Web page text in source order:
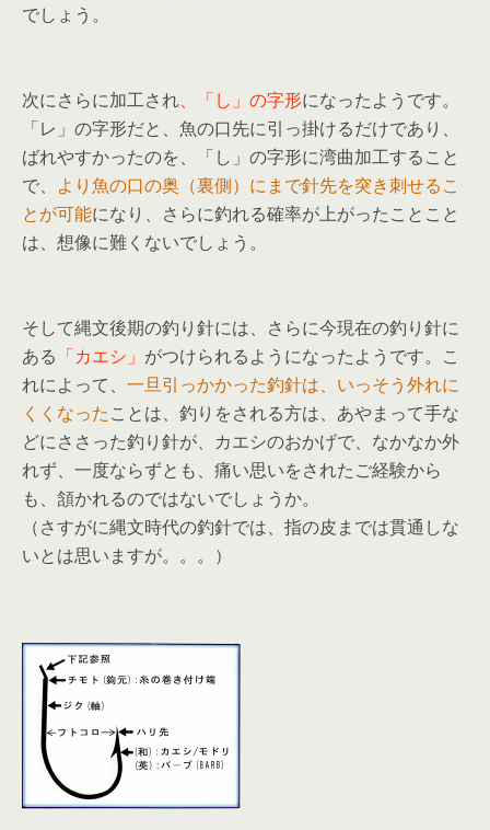
でしょう。
次にさらに加工され、「し」の字形になったようです。
「レ」の字形だと、魚の口先に引っ掛けるだけであり、
ばれやすかったのを、「し」の字形に湾曲加工すること
で、 より魚の口の奥（裏側）にまで針先を突き刺せるこ
とが可能になり、さらに釣れる確率が上がったことこと
は、想像に難くないでしょう。
そして縄文後期の釣り針には、さらに今現在の釣り針に
ある 「カエシ」 がつけられるようになったようです。こ
れによって、 一旦引っかかった釣針は、いっそう外れに
くくなったことは、釣りをされる方は、あやまって手な
どにささった釣り針が、カエシのおかげで、なかなか外
れず、一度ならずとも、痛い思いをされたご経験から
も、頷かれるのではないでしょうか。
（さすがに縄文時代の釣針では、指の皮までは貫通しな
いとは思いますが。。。）